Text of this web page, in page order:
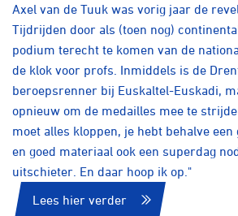
Axel van de Tuuk was vorig jaar de
Tijdrijden door als (toen nog)
podium terecht te komen van de
de klok voor profs. Inmiddels is de
beroepsrenner bij Euskaltel-Euskadi,
opnieuw om de medailles mee te
moet alles kloppen, je hebt behalve
en goed materiaal ook een superdag
uitschieter. En daar hoop ik op."
Lees hier verder